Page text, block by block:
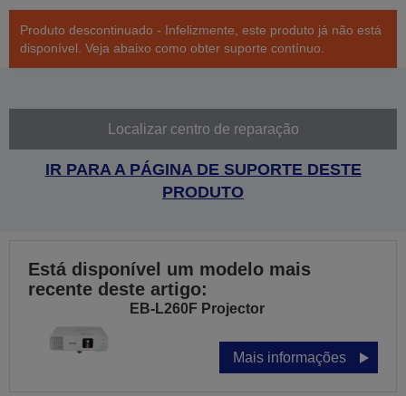
Produto descontinuado - Infelizmente, este produto já não está
disponível. Veja abaixo como obter suporte contínuo.
Localizar centro de reparação
IR PARA A PÁGINA DE SUPORTE DESTE
PRODUTO
Está disponível um modelo mais
recente deste artigo:
EB-L260F Projector
Mais informações